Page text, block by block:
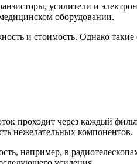
усилители и
оборудовании.
и стоимость. Однако
проходит через каждый
нежелательных компонентов.
например, в